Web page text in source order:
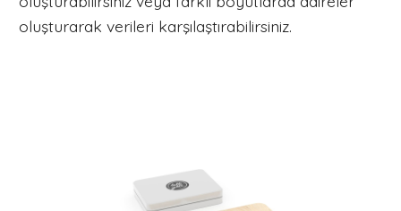
oluşturarak verileri karşılaştırabilirsiniz.